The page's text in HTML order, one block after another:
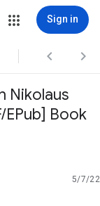
Sign in
 
Nikolaus
EPub] Book
5/7/22